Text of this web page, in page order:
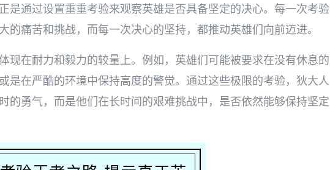
是通过设置重重考验来观察英雄是否具备坚定的决心。每一次考验
的痛苦和挑战，而每一次决心的坚持，都推动英雄们向前迈进。
现在耐力和毅力的较量上。例如，英雄们可能被要求在没有休息的
是在严酷的环境中保持高度的警觉。通过这些极限的考验，狄大人
的勇气，而是他们在长时间的艰难挑战中，是否依然能够保持坚定